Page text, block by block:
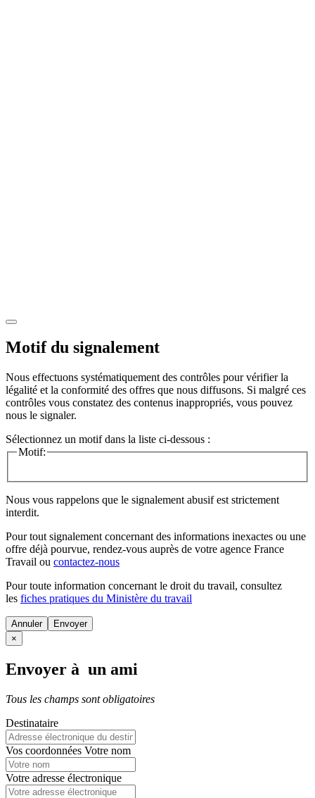
Motif du signalement
Nous effectuons systématiquement des contrôles pour vérifier la
légalité et la conformité des offres que nous diffusons. Si malgré ces
contrôles vous constatez des contenus inappropriés, vous pouvez
nous le signaler.
Sélectionnez un motif dans la liste ci-dessous :
Motif:
Nous vous rappelons que le signalement abusif est strictement
interdit.
Pour tout signalement concernant des informations inexactes ou une
offre déjà pourvue, rendez-vous auprès de votre agence France
Travail ou contactez-nous
Pour toute information concernant le droit du travail, consultez
les fiches pratiques du Ministère du travail
Annuler
×
Envoyer à un ami
Tous les champs sont obligatoires
Destinataire
Vos coordonnées Votre nom
Votre adresse électronique